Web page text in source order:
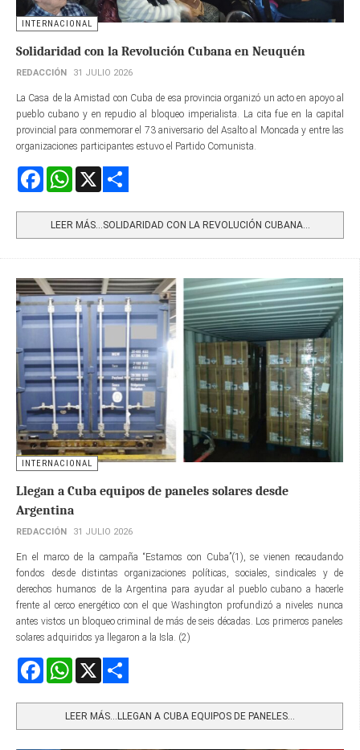
INTERNACIONAL
Solidaridad con la Revolución Cubana en Neuquén
REDACCIÓN 31 JULIO 2026
La Casa de la Amistad con Cuba de esa provincia organizó un acto en apoyo al
pueblo cubano y en repudio al bloqueo imperialista. La cita fue en la capital
provincial para conmemorar el 73 aniversario del Asalto al Moncada y entre las
organizaciones participantes estuvo el Partido Comunista.
FacebookWhatsApp
LEER MÁS…SOLIDARIDAD CON LA REVOLUCIÓN CUBANA...
INTERNACIONAL
Llegan a Cuba equipos de paneles solares desde
Argentina
REDACCIÓN 31 JULIO 2026
En el marco de la campaña “Estamos con Cuba”(1), se vienen recaudando
fondos desde distintas organizaciones políticas, sociales, sindicales y de
derechos humanos de la Argentina para ayudar al pueblo cubano a hacerle
frente al cerco energético con el que Washington profundizó a niveles nunca
antes vistos un bloqueo criminal de más de seis décadas. Los primeros paneles
solares adquiridos ya llegaron a la Isla. (2)
FacebookWhatsApp
LEER MÁS…LLEGAN A CUBA EQUIPOS DE PANELES...